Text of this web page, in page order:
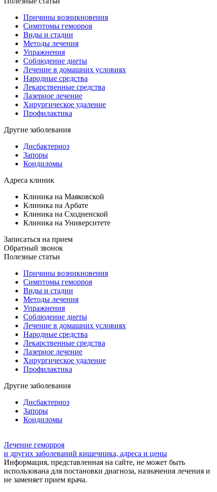
Причины возникновения
Симптомы геморроя
Виды и стадии
Методы лечения
Упражнения
Соблюдение диеты
Лечение в домашних условиях
Народные средства
Лекарственные средства
Лазерное лечение
Хирургическое удаление
Профилактика
Другие заболевания
Дисбактериоз
Запоры
Кондиломы
Адреса клиник
Клиника на Маяковской
Клиника на Арбате
Клиника на Сходненской
Клиника на Университете
Записаться на прием
Обратный звонок
Полезные статьи
Причины возникновения
Симптомы геморроя
Виды и стадии
Методы лечения
Упражнения
Соблюдение диеты
Лечение в домашних условиях
Народные средства
Лекарственные средства
Лазерное лечение
Хирургическое удаление
Профилактика
Другие заболевания
Дисбактериоз
Запоры
Кондиломы
Лечение геморроя
и других заболеваний кишечника, адреса и цены
Информация, представленная на сайте, не может быть
использована для постановки диагноза, назначения лечения и
не заменяет прием врача.